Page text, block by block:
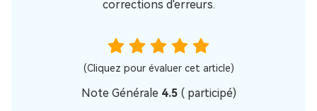
corrections d'erreurs.
(Cliquez pour évaluer cet article)
Note Générale 4.5 ( participé)